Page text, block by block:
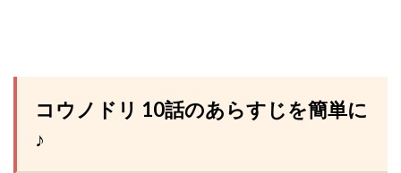
コウノドリ 10話のあらすじを簡単に
♪